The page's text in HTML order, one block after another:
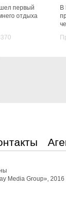
первый
отдыха
В
Media Group», 2016